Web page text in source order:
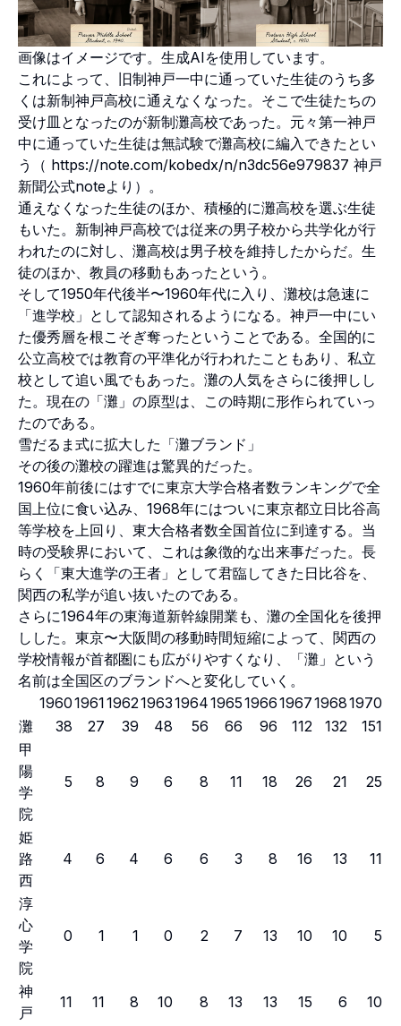
画像はイメージです。生成AIを使用しています。
これによって、旧制神戸一中に通っていた生徒のうち多
くは新制神戸高校に通えなくなった。そこで生徒たちの
受け皿となったのが新制灘高校であった。元々第一神戸
中に通っていた生徒は無試験で灘高校に編入できたとい
う（ https://note.com/kobedx/n/n3dc56e979837 神戸
新聞公式noteより）。
通えなくなった生徒のほか、積極的に灘高校を選ぶ生徒
もいた。新制神戸高校では従来の男子校から共学化が行
われたのに対し、灘高校は男子校を維持したからだ。生
徒のほか、教員の移動もあったという。
そして1950年代後半〜1960年代に入り、灘校は急速に
「進学校」として認知されるようになる。神戸一中にい
た優秀層を根こそぎ奪ったということである。全国的に
公立高校では教育の平準化が行われたこともあり、私立
校として追い風でもあった。灘の人気をさらに後押しし
た。現在の「灘」の原型は、この時期に形作られていっ
たのである。
雪だるま式に拡大した「灘ブランド」
その後の灘校の躍進は驚異的だった。
1960年前後にはすでに東京大学合格者数ランキングで全
国上位に食い込み、1968年にはついに東京都立日比谷高
等学校を上回り、東大合格者数全国首位に到達する。当
時の受験界において、これは象徴的な出来事だった。長
らく「東大進学の王者」として君臨してきた日比谷を、
関西の私学が追い抜いたのである。
さらに1964年の東海道新幹線開業も、灘の全国化を後押
しした。東京〜大阪間の移動時間短縮によって、関西の
学校情報が首都圏にも広がりやすくなり、「灘」という
名前は全国区のブランドへと変化していく。
1960196119621963196419651966196719681970
灘
38 27 39 48 56 66 96 112 132
151
甲
陽
学
院
5 8 9 6 8 11 18 26 21 25
姫
路
西
4 6 4 6 6 3 8 16 13 11
淳
心
学
院
0 1 1 0 2 7 13 10 10 5
神
戸
11 11 8 10 8 13 13 15 6
10